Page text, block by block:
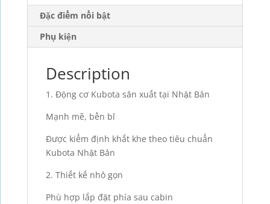
Đặc điểm nổi bật
Phụ kiện
Description
1. Động cơ Kubota sản xuất tại Nhật Bản
Mạnh mẽ, bền bỉ
Được kiểm định khắt khe theo tiêu chuẩn
Kubota Nhật Bản
2. Thiết kế nhỏ gọn
Phù hợp lắp đặt phía sau cabin